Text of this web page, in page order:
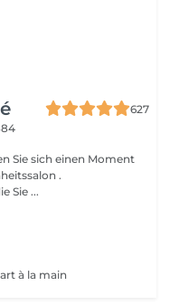
627
.
Sie ...
à la main